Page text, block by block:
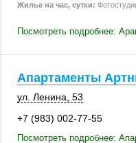
Жилье на час, сутки:
Посмотреть подробнее:
Апартаменты
ул. Ленина, 53
+7 (983) 002-77-55
Посмотреть подробнее: